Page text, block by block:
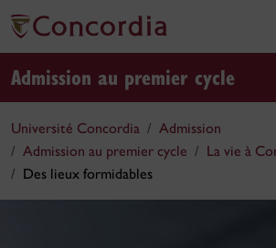
Admission au premier cycle
Université Concordia
Admission
Admission au premier cycle
La vie à
Des lieux formidables